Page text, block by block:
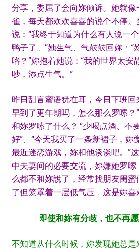
分享，委屈了会向妳倾诉。她就像
雀，每天都欢欢喜喜的说个不停。
说：“我终于知道为什么有人说一
鸭子了。”她生气、气鼓鼓回妳：“
咯？”妳抱着她说：“我的世界太安
吵，添点生气。”
昨日甜言蜜语犹在耳，今日下班回
早到了更年期吗，怎么那么罗嗦？
和妳罗嗦了什么？ “少喝点酒、不
好”、“今天我买了一条新裙子，妳
最近迷恋游戏，妳和他谈谈吧。”
中夫妻间的必要交流，妳嫌她罗
么都不和妳說了，经常找朋友闺
了但笼罩着一层低气压，这是妳喜
即使和妳有分歧，也不再
不知道从什么时候，妳发现她总